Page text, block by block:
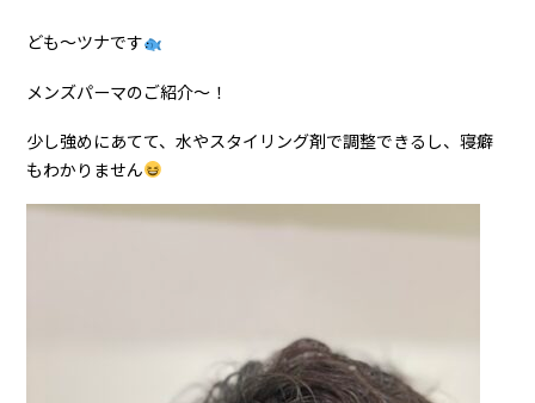
ども〜ツナです
メンズパーマのご紹介〜！
少し強めにあてて、水やスタイリング剤で調整できるし、寝癖
もわかりません